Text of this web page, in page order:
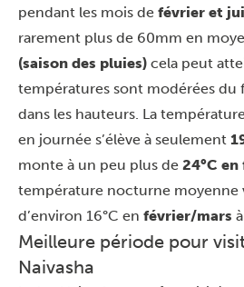
pendant les mois de février et
rarement plus de 60mm en
(saison des pluies) cela peut
températures sont modérées du
dans les hauteurs. La
en journée s’élève à seulement
monte à un peu plus de 24°C en
température nocturne moyenne
d’environ 16°C en février/mars
Meilleure période pour
Naivasha